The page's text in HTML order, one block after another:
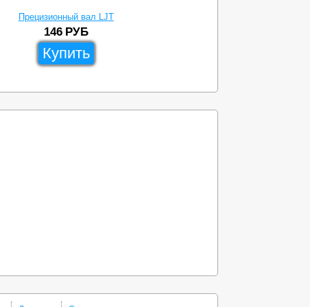
Прецизионный вал LJT
146 РУБ
Купить